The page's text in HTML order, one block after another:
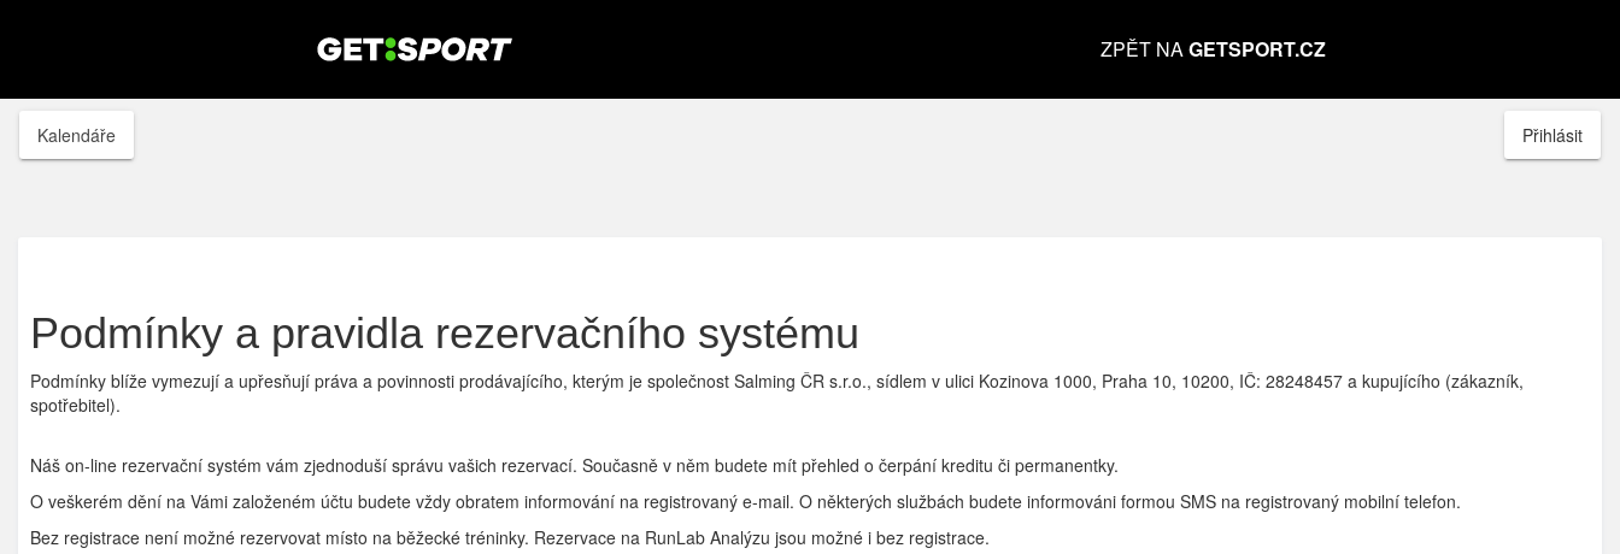
ZPĚT NAGETSPORT.CZ
Kalendáře Přihlásit
Podmínky a pravidla rezervačního systému
Podmínky blíže vymezují a upřesňují práva a povinnosti prodávajícího, kterým je společnost Salming ČR s.r.o., sídlem v ulici Kozinova 1000, Praha 10, 10200, IČ: 28248457 a kupujícího (zákazník,
spotřebitel).
Náš on-line rezervační systém vám zjednoduší správu vašich rezervací. Současně v něm budete mít přehled o čerpání kreditu či permanentky.
O veškerém dění na Vámi založeném účtu budete vždy obratem informování na registrovaný e-mail. O některých službách budete informováni formou SMS na registrovaný mobilní telefon.
Bez registrace není možné rezervovat místo na běžecké tréninky. Rezervace na RunLab Analýzu jsou možné i bez registrace.